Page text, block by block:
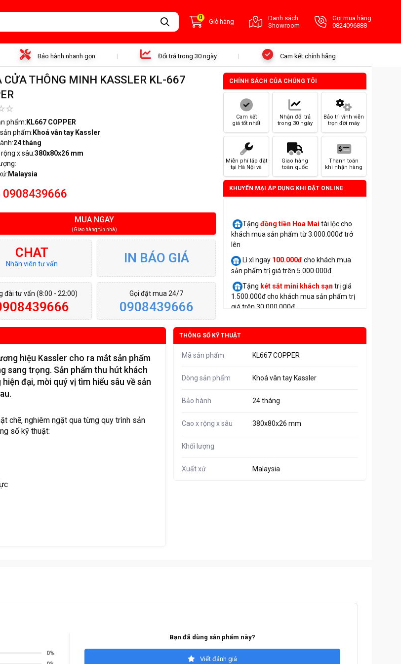
0
Giỏ hàng
Danh sách
Showroom
Gọi mua hàng
0824096888
Bảo hành nhanh gọn Đổi trả trong 30 ngày Cam kết chính hãng
CỬA THÔNG MINH KASSLER KL-667
phẩm: KL667 COPPER
phẩm: Khoá vân tay Kassler
24 tháng
rộng x sâu:380x80x26 mm
Malaysia
0908439666
MUA NGAY
(Giao hàng tận nhà)
CHAT
Nhân viên tư vấn IN BÁO GIÁ
đài tư vấn (8:00 - 22:00) Gọi đặt mua 24/7
0908439666
CHÍNH SÁCH CỦA CHÚNG TÔI
Cam kết
giá tốt nhất
Nhận đổi trả
trong 30 ngày
Bảo trì vĩnh viễn
trọn đời máy
Miễn phí lắp đặt
tại Hà Nội và
Giao hàng
toàn quốc
Thanh toán
khi nhận hàng
KHUYẾN MẠI ÁP DỤNG KHI ĐẶT ONLINE
Tặngđồng tiền Hoa Mai tài lộc cho
khách mua sản phẩm từ 3.000.000đ trở
lên
Lì xì ngay 100.000đcho khách mua
sản phẩm trị giá trên 5.000.000đ
Tặng két sắt mini khách sạn trị giá
1.500.000đ cho khách mua sản phẩm trị
giá trên 30.000.000đ
hiệu Kassler cho ra mắt sản phẩm
sang trọng. Sản phẩm thu hút khách
đại, mời quý vị tìm hiểu sâu về sản
chẽ, nghiêm ngặt qua từng quy trình sản
số kỹ thuật:
THÔNG SỐ KỸ THUẬT
Mã sản phẩm KL667 COPPER
Dòng sản phẩm Khoá vân tay Kassler
Bảo hành 24 tháng
Cao x rộng x sâu 380x80x26 mm
Khối lượng
Xuất xứ Malaysia
0%
Bạn đã dùng sản phẩm này?
Viết đánh giá